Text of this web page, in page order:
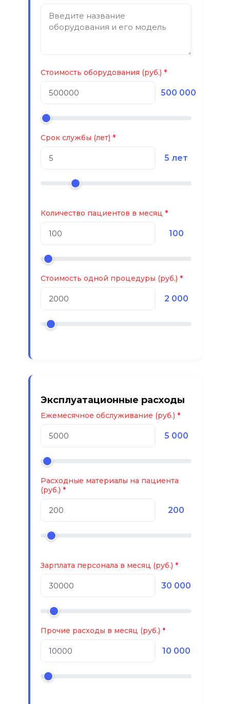
Стоимость оборудования (руб.)
500 000
Срок службы (лет)
5 лет
Количество пациентов в месяц
100
Стоимость одной процедуры (руб.)
2 000
Эксплуатационные расходы
Ежемесячное обслуживание (руб.)
5 000
Расходные материалы на пациента
(руб.)
200
Зарплата персонала в месяц (руб.)
30 000
Прочие расходы в месяц (руб.)
10 000